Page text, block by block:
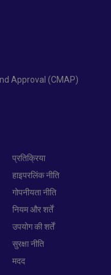
Approval (CMAP)
प्रतिक्रिया
हाइपरलिंक नीति
गोपनीयता नीति
नियम और शर्तें
उपयोग की शर्तें
सुरक्षा नीति
मदद